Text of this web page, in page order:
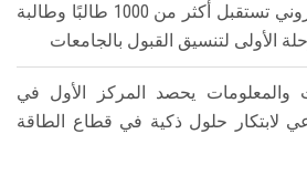
معامل التنسيق الإلكتروني تستقبل أكثر من 1000 طالبًا وطالبة
الأولى لتنسيق القبول بالجامعات
والمعلومات يحصد المركز الأول في
لابتكار حلول ذكية في قطاع الطاقة